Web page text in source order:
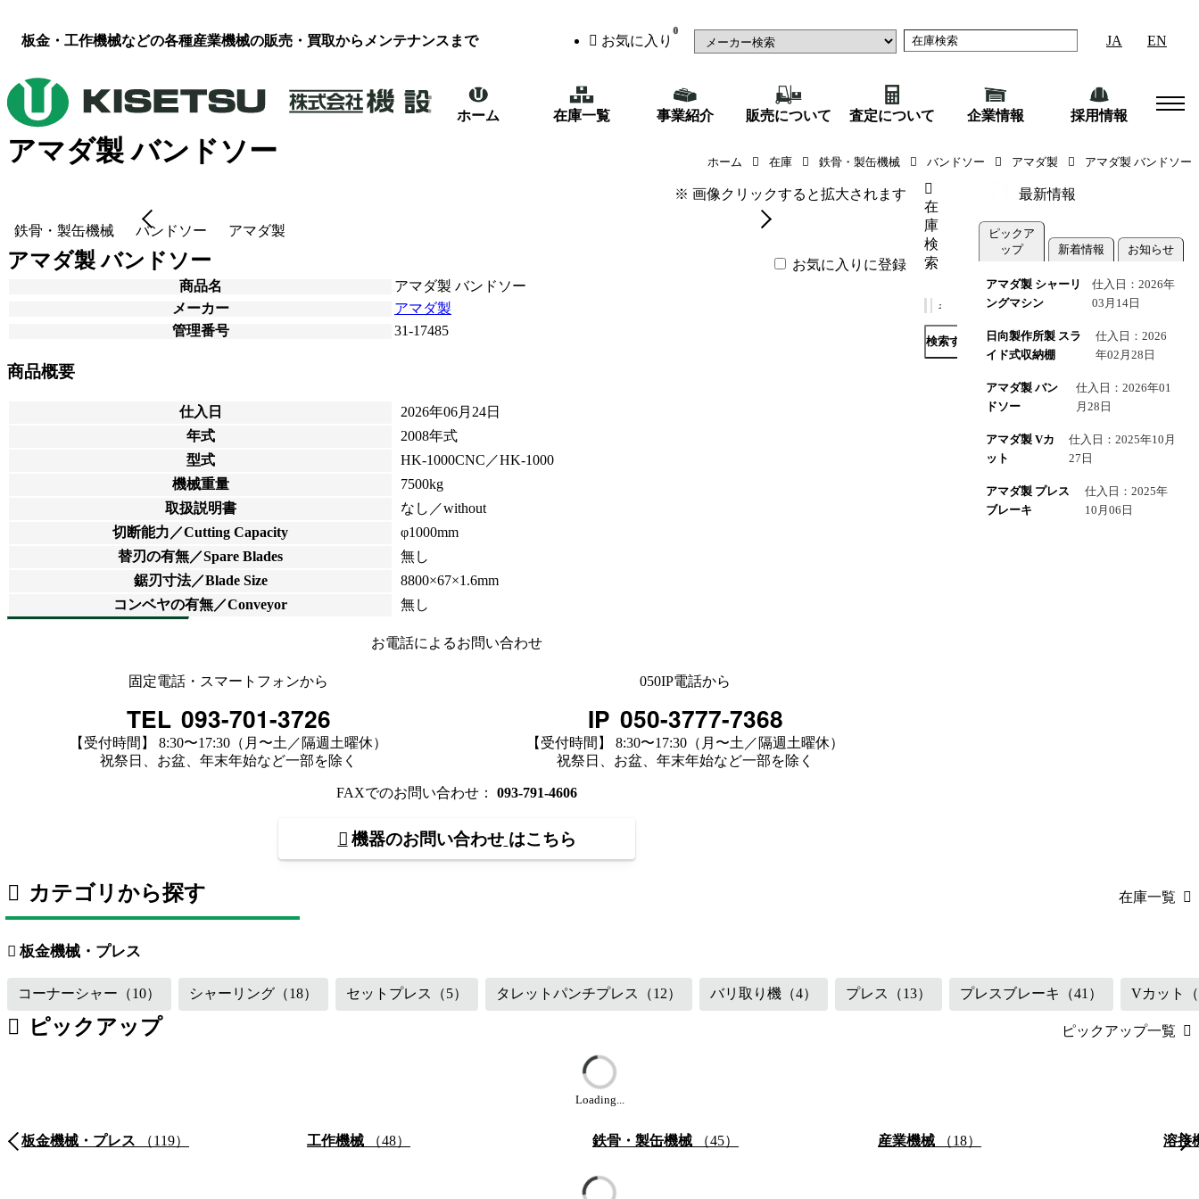
板金・工作機械などの各種産業機械の販売・買取からメンテナンスまで お気に入り
0
JA EN
ホーム 在庫一覧 事業紹介 販売について 査定について 企業情報 採用情報
アマダ製 バンドソー ホーム 在庫 鉄骨・製缶機械 バンドソー アマダ製 アマダ製 バンドソー
アマダ製 バンドソー（HK-1000CNC／2008年式）
※ 画像クリックすると拡大されます
鉄骨・製缶機械 バンドソー アマダ製
アマダ製 バンドソー
お気に入りに登録
商品名
アマダ製 バンドソー
メーカー
アマダ製
管理番号
31-17485
商品概要
仕入日
2026年06月24日
年式
2008年式
型式
HK-1000CNC／HK-1000
機械重量
7500kg
取扱説明書
なし／without
切断能力／Cutting Capacity
φ1000mm
替刃の有無／Spare Blades
無し
鋸刃寸法／Blade Size
8800×67×1.6mm
コンベヤの有無／Conveyor
無し
お電話によるお問い合わせ
固定電話・スマートフォンから
TEL 093-701-3726
【受付時間】 8:30〜17:30（月〜土／隔週土曜休）
祝祭日、お盆、年末年始など一部を除く
050IP電話から
IP 050-3777-7368
【受付時間】 8:30〜17:30（月〜土／隔週土曜休）
祝祭日、お盆、年末年始など一部を除く
FAXでのお問い合わせ： 093-791-4606
機器のお問い合わせ はこちら
在
庫
検
索
検索する
最新情報
ピックア
ップ
新着情報 お知らせ
アマダ製 シャーリ
ングマシン
仕入日：2026年
03月14日
日向製作所製 スラ
イド式収納棚
仕入日：2026
年02月28日
アマダ製 バン
ドソー
仕入日：2026年01
月28日
アマダ製 Vカ
ット
仕入日：2025年10月
27日
アマダ製 プレス
ブレーキ
仕入日：2025年
10月06日
カテゴリから探す 在庫一覧
板金機械・プレス （18
溶接機・周辺機器
板金機械・プレス
コーナーシャー （10） シャーリング （18） セットプレス （5） タレットパンチプレス （12） バリ取り機 （4） プレス （13） プレスブレーキ （41） Vカット
ピックアップ ピックアップ一覧
Loading...
板金機械・プレス （119） 工作機械 （48） 鉄骨・製缶機械 （45） 産業機械 （18） 溶接